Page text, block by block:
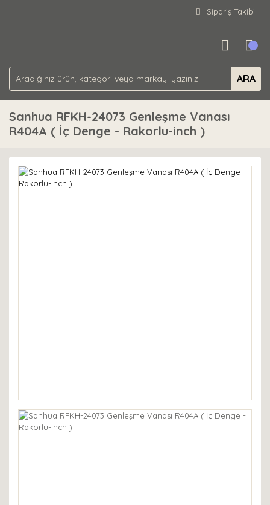
Sipariş Takibi
ARA
Sanhua RFKH-24073 Genleşme Vanası
R404A ( İç Denge - Rakorlu-inch )